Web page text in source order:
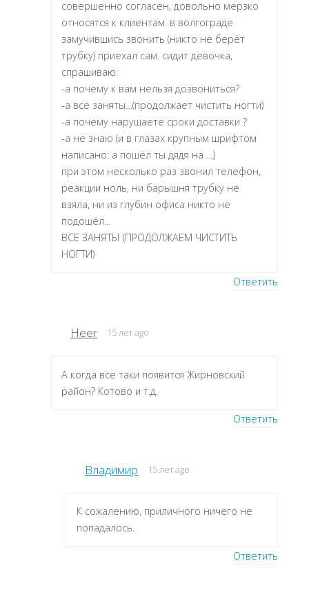
совершенно согласен, довольно мерзко
относятся к клиентам. в волгограде
замучившись звонить (никто не берёт
трубку) приехал сам. сидит девочка,
спрашиваю:
-а почему к вам нельзя дозвониться?
-а все заняты…(продолжает чистить ногти)
-а почему нарушаете сроки доставки ?
-а не знаю (и в глазах крупным шрифтом
написано: а пошёл ты дядя на …)
при этом несколько раз звонил телефон,
реакции ноль, ни барышня трубку не
взяла, ни из глубин офиса никто не
подошёл…
ВСЕ ЗАНЯТЫ (ПРОДОЛЖАЕМ ЧИСТИТЬ
НОГТИ)
Ответить
Heer 15 лет ago
А когда все таки появится Жирновский
район? Котово и т.д.
Ответить
Владимир 15 лет ago
К сожалению, приличного ничего не
попадалось.
Ответить